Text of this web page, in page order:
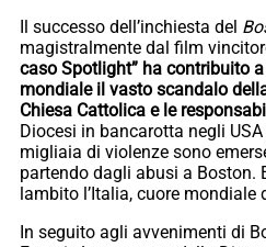
Il successo dell’inchiesta del
magistralmente dal film
caso Spotlight” ha contribuito
mondiale il vasto scandalo
Chiesa Cattolica e le
Diocesi in bancarotta negli
migliaia di violenze sono
partendo dagli abusi a Boston.
lambito l’Italia, cuore mondiale
In seguito agli avvenimenti di